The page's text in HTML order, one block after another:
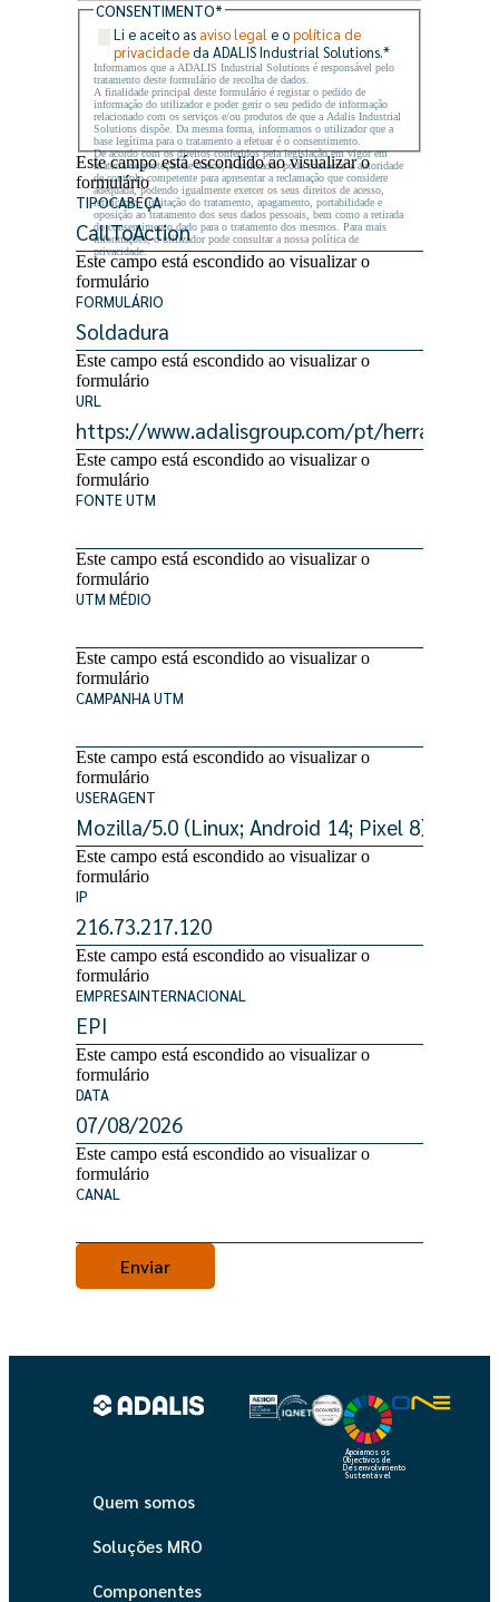
CONSENTIMENTO*
Li e aceito as aviso legal e opolítica de
privacidadeda ADALIS Industrial Solutions.*
Informamos que a ADALIS Industrial Solutions é responsável pelo
tratamento deste formulário de recolha de dados.
A finalidade principal deste formulário é registar o pedido de
informação do utilizador e poder gerir o seu pedido de informação
relacionado com os serviços e/ou produtos de que a Adalis Industrial
Solutions dispõe. Da mesma forma, informamos o utilizador que a
base legítima para o tratamento a efetuar é o consentimento.
De acordo com os direitos conferidos pela legislação em vigor em
matéria de proteção de dados, o utilizador pode contactar a autoridade
de controlo competente para apresentar a reclamação que considere
adequada, podendo igualmente exercer os seus direitos de acesso,
retificação, limitação do tratamento, apagamento, portabilidade e
oposição ao tratamento dos seus dados pessoais, bem como a retirada
do consentimento dado para o tratamento dos mesmos. Para mais
informações, o utilizador pode consultar a nossa política de
privacidade.
Este campo está escondido ao visualizar o
formulário
TIPOCABEÇA
Este campo está escondido ao visualizar o
formulário
FORMULÁRIO
Este campo está escondido ao visualizar o
formulário
URL
Este campo está escondido ao visualizar o
formulário
FONTE UTM
Este campo está escondido ao visualizar o
formulário
UTM MÉDIO
Este campo está escondido ao visualizar o
formulário
CAMPANHA UTM
Este campo está escondido ao visualizar o
formulário
USERAGENT
Este campo está escondido ao visualizar o
formulário
IP
Este campo está escondido ao visualizar o
formulário
EMPRESAINTERNACIONAL
Este campo está escondido ao visualizar o
formulário
DATA
Este campo está escondido ao visualizar o
formulário
CANAL
Apoiamos os
Objectivos de
Desenvolvimento
Sustentável
Quem somos
Soluções MRO
Componentes